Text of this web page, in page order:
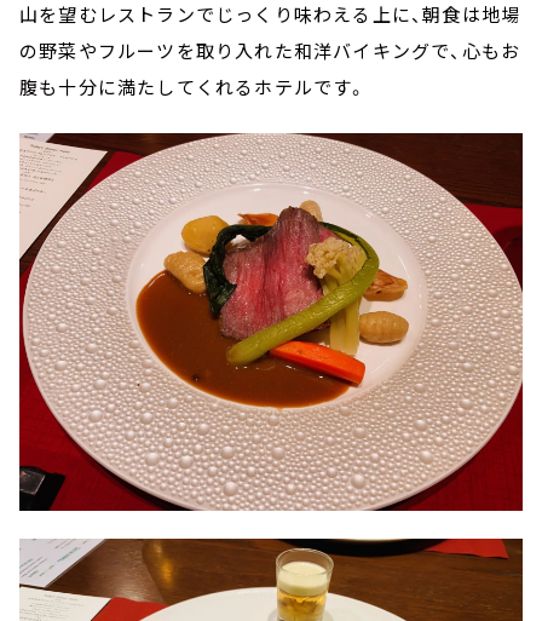
山を望むレストランでじっくり味わえる上に、朝食は地場
の野菜やフルーツを取り入れた和洋バイキングで、心もお
腹も十分に満たしてくれるホテルです。